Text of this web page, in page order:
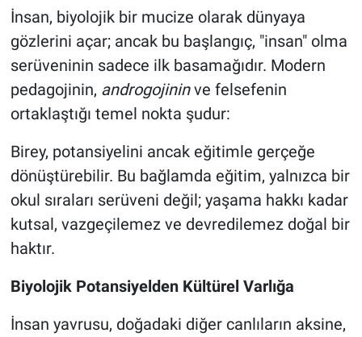
İnsan, biyolojik bir mucize olarak dünyaya
gözlerini açar; ancak bu başlangıç, "insan" olma
serüveninin sadece ilk basamağıdır. Modern
pedagojinin, androgojininve felsefenin
ortaklaştığı temel nokta şudur:
Birey, potansiyelini ancak eğitimle gerçeğe
dönüştürebilir. Bu bağlamda eğitim, yalnızca bir
okul sıraları serüveni değil; yaşama hakkı kadar
kutsal, vazgeçilemez ve devredilemez doğal bir
haktır.
Biyolojik Potansiyelden Kültürel Varlığa
İnsan yavrusu, doğadaki diğer canlıların aksine,
Siyaset
Teknoloji
Yazarlar
Astroloji-Rüya